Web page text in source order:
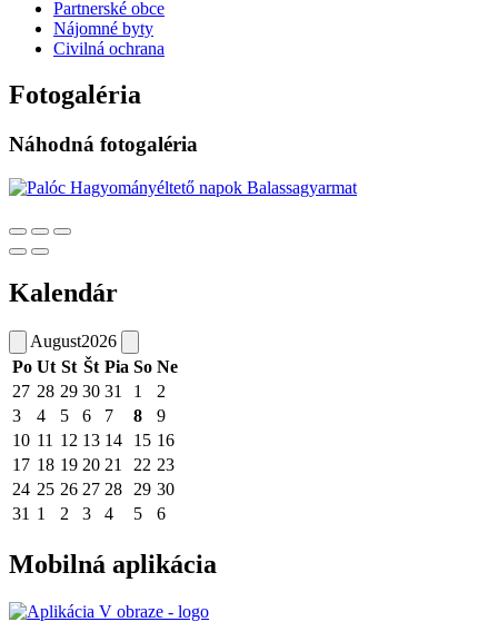
Partnerské obce
Nájomné byty
Civilná ochrana
Fotogaléria
Náhodná fotogaléria
Kalendár
August2026
Po Ut St Št Pia So Ne
27 28 29 30 31 1
2
3
4 5 6 7 8
9
10 11 12 13 14 15 16
17 18 19 20 21 22 23
24 25 26 27 28 29 30
31 1 2 3 4 5 6
Mobilná aplikácia